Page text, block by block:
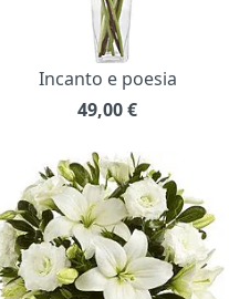
Incanto e poesia
49,00€